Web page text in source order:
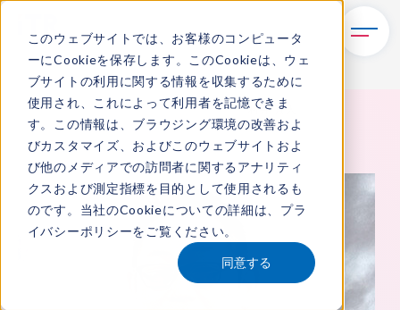
このウェブサイトでは、お客様のコンピュータ
ーにCookieを保存します。このCookieは、ウェ
ブサイトの利用に関する情報を収集するために
使用され、これによって利用者を記憶できま
す。この情報は、ブラウジング環境の改善およ
びカスタマイズ、およびこのウェブサイトおよ
び他のメディアでの訪問者に関するアナリティ
クスおよび測定指標を目的として使用されるも
のです。当社のCookieについての詳細は、 プラ
イバシーポリシーをご覧ください。
同意する
TOP ITRについて 所属アナリスト 村井 真人